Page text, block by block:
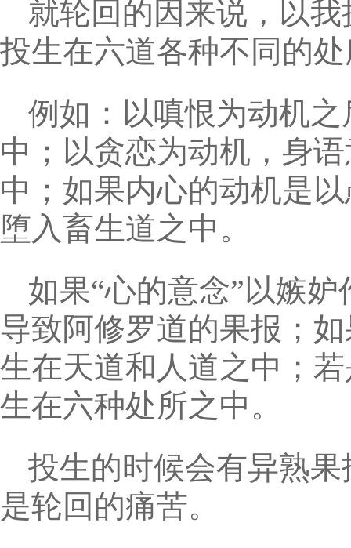
就轮回的因来说，以
投生在六道各种不同的
例如：以嗔恨为动机
中；以贪恋为动机，身
中；如果内心的动机是
堕入畜生道之中。
如果“心的意念”以嫉
导致阿修罗道的果报；
生在天道和人道之中；
生在六种处所之中。
投生的时候会有异熟
是轮回的痛苦。